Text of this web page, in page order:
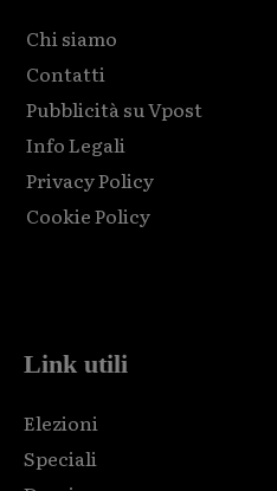
Chi siamo
Contatti
Pubblicità su Vpost
Info Legali
Privacy Policy
Cookie Policy
Link utili
Elezioni
Speciali